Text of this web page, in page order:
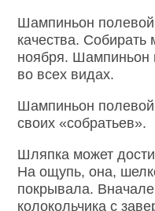
Шампиньон
качества.
ноября. Шампиньон
во всех видах.
Шампиньон полевой
своих «собратьев».
Шляпка может
На ощупь, она,
покрывала.
колокольчика с